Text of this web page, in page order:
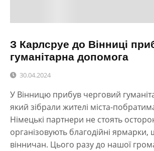
З Карлсруе до Вінниці
гуманітарна допомога
30.04.2024
У Вінницю прибув черговий
який зібрали жителі міста-
Німецькі партнери не стоять
організовують благодійні
вінничан. Цього разу до нашої